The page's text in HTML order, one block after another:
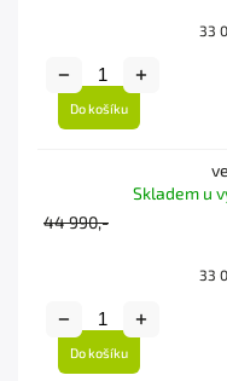
33
Do košíku
Skladem u
44 990,-
33
Do košíku